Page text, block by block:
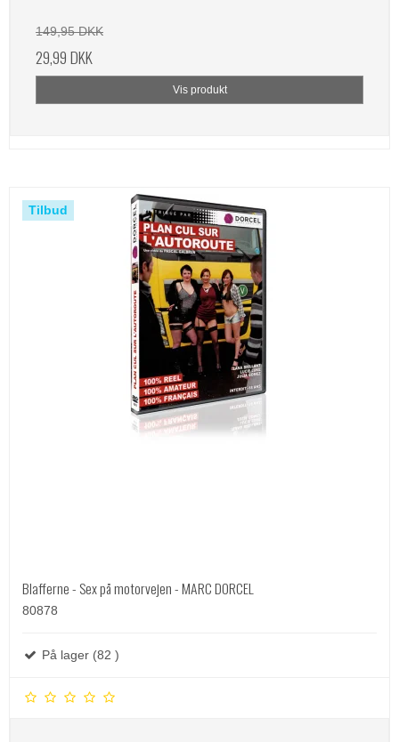
149,95 DKK
29,99 DKK
Vis produkt
Tilbud
Blafferne - Sex på motorvejen - MARC DORCEL
80878
På lager (82 )